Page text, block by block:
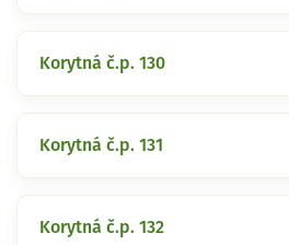
Korytná č.p. 130
Korytná č.p. 131
Korytná č.p. 132